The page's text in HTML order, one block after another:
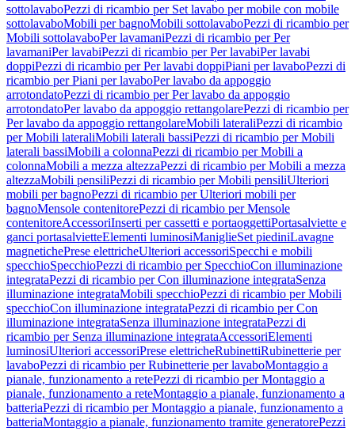
sottolavaboPezzi di ricambio per Set lavabo per mobile con mobile
sottolavaboMobili per bagnoMobili sottolavaboPezzi di ricambio per
Mobili sottolavaboPer lavamaniPezzi di ricambio per Per
lavamaniPer lavabiPezzi di ricambio per Per lavabiPer lavabi
doppiPezzi di ricambio per Per lavabi doppiPiani per lavaboPezzi di
ricambio per Piani per lavaboPer lavabo da appoggio
arrotondatoPezzi di ricambio per Per lavabo da appoggio
arrotondatoPer lavabo da appoggio rettangolarePezzi di ricambio per
Per lavabo da appoggio rettangolareMobili lateraliPezzi di ricambio
per Mobili lateraliMobili laterali bassiPezzi di ricambio per Mobili
laterali bassiMobili a colonnaPezzi di ricambio per Mobili a
colonnaMobili a mezza altezzaPezzi di ricambio per Mobili a mezza
altezzaMobili pensiliPezzi di ricambio per Mobili pensiliUlteriori
mobili per bagnoPezzi di ricambio per Ulteriori mobili per
bagnoMensole contenitorePezzi di ricambio per Mensole
contenitoreAccessoriInserti per cassetti e portaoggettiPortasalviette e
ganci portasalvietteElementi luminosiManiglieSet piediniLavagne
magnetichePrese elettricheUlteriori accessoriSpecchi e mobili
specchioSpecchioPezzi di ricambio per SpecchioCon illuminazione
integrataPezzi di ricambio per Con illuminazione integrataSenza
illuminazione integrataMobili specchioPezzi di ricambio per Mobili
specchioCon illuminazione integrataPezzi di ricambio per Con
illuminazione integrataSenza illuminazione integrataPezzi di
ricambio per Senza illuminazione integrataAccessoriElementi
luminosiUlteriori accessoriPrese elettricheRubinettiRubinetterie per
lavaboPezzi di ricambio per Rubinetterie per lavaboMontaggio a
pianale, funzionamento a retePezzi di ricambio per Montaggio a
pianale, funzionamento a reteMontaggio a pianale, funzionamento a
batteriaPezzi di ricambio per Montaggio a pianale, funzionamento a
batteriaMontaggio a pianale, funzionamento tramite generatorePezzi